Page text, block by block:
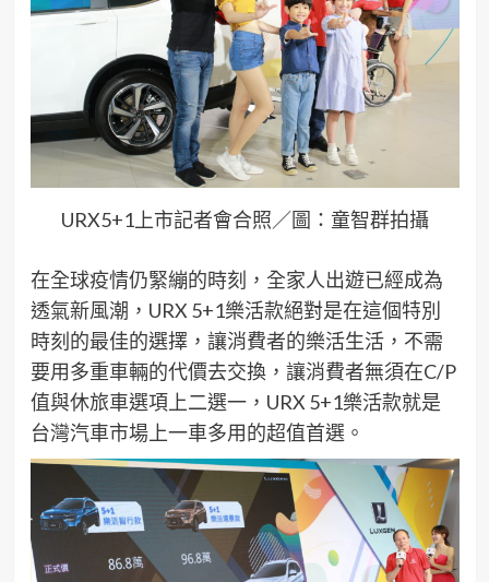
URX5+1上市記者會合照／圖：童智群拍攝
在全球疫情仍緊繃的時刻，全家人出遊已經成為
透氣新風潮，URX 5+1樂活款絕對是在這個特別
時刻的最佳的選擇，讓消費者的樂活生活，不需
要用多重車輛的代價去交換，讓消費者無須在C/P
值與休旅車選項上二選一，URX 5+1樂活款就是
台灣汽車市場上一車多用的超值首選。